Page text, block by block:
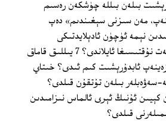
بىلەن بىللە چۈشكەن رەسىم
مەن سىزنى سېغىندىم» دەپ
نېمە ئۈچۈن ئادېلايدتىكى
نامايىشتا مۇخبىرلارنىڭ دىققەت نۇقتىسىغا ئايلاندى؟ 7 يىللىق قاماق
ئابدۇرېشىت كىم ئىدى؟ خىتاي
سەۋەبلەر بىلەن تۇتقۇن قىلدى؟
كېيىن ئۇنىڭ ئېرى ئالماس نىزامىدىن
قىلدى؟